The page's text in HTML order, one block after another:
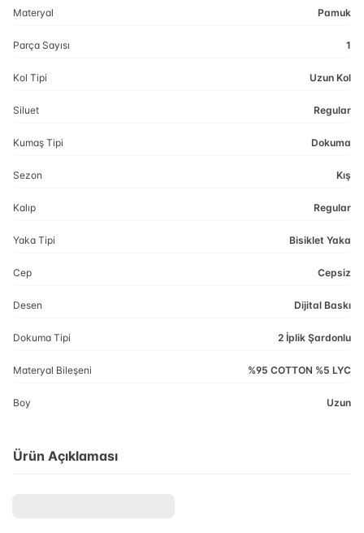
Materyal Pamuk
Parça Sayısı 1
Kol Tipi Uzun Kol
Siluet Regular
Kumaş Tipi Dokuma
Sezon Kış
Kalıp Regular
Yaka Tipi Bisiklet Yaka
Cep Cepsiz
Desen Dijital Baskı
Dokuma Tipi 2 İplik Şardonlu
Materyal Bileşeni %95 COTTON %5 LYC
Boy Uzun
Ürün Açıklaması